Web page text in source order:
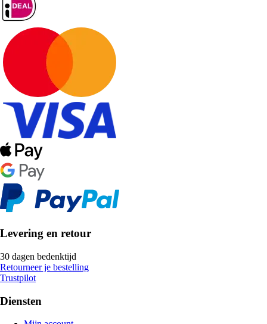
Levering en retour
30 dagen bedenktijd
Retourneer je bestelling
Trustpilot
Diensten